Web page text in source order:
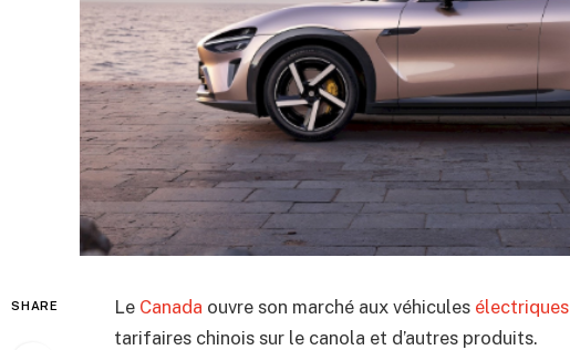
SHARE Le Canada ouvre son marché aux véhicules électriques
tarifaires chinois sur le canola et d’autres produits.